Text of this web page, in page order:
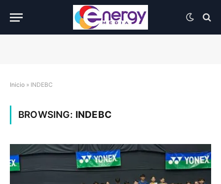
Inicio » INDEBC
BROWSING: INDEBC